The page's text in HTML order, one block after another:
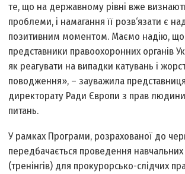
те, що на державному рівні вже
проблеми, і намагання її розв‘язати є
позитивним моментом. Маємо надію, що
представники правоохоронних органів
як реагувати на випадки катувань і
поводження», – зауважила
директорату Ради Європи з прав
питань.
У рамках Програми, розрахованої до
передбачається проведення навчальних
(тренінгів) для прокурорсько-слідчих